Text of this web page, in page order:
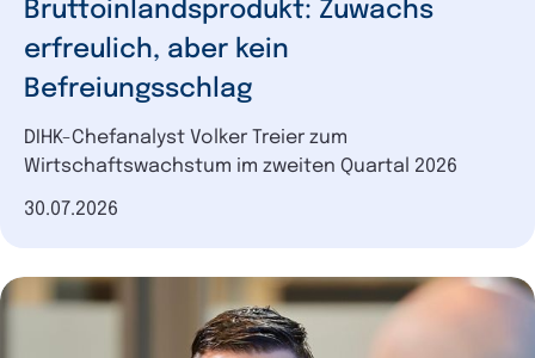
Bruttoinlandsprodukt: Zuwachs
erfreulich, aber kein
Befreiungsschlag
DIHK-Chefanalyst Volker Treier zum
Wirtschaftswachstum im zweiten Quartal 2026
Datum der Veröffentlichung
30.07.2026